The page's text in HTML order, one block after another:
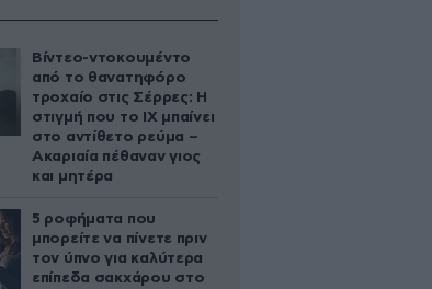
Βίντεο-ντοκουμέντο
από το θανατηφόρο
τροχαίο στις Σέρρες: Η
στιγμή που το ΙΧ μπαίνει
στο αντίθετο ρεύμα –
Ακαριαία πέθαναν γιος
και μητέρα
5 ροφήματα που
μπορείτε να πίνετε πριν
τον ύπνο για καλύτερα
επίπεδα σακχάρου στο